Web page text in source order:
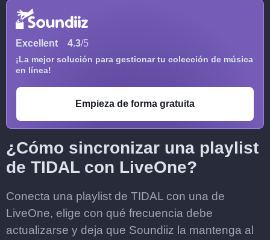
Excellent 4.3/5
¡La mejor solución para gestionar tu colección de música
en línea!
Empieza de forma gratuita
¿Cómo sincronizar una playlist
de TIDAL con LiveOne?
Conecta una playlist de TIDAL con una de
LiveOne, elige con qué frecuencia debe
actualizarse y deja que Soundiiz la mantenga al